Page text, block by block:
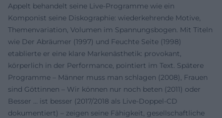
Appelt behandelt seine Live‑Programme wie ein
Komponist seine Diskographie: wiederkehrende Motive,
Themenvariation, Volumen im Spannungsbogen. Mit Titeln
wie Der Abräumer (1997) und Feuchte Seite (1998)
etablierte er eine klare Markenästhetik: provokant,
körperlich in der Performance, pointiert im Text. Spätere
Programme – Männer muss man schlagen (2008), Frauen
sind Göttinnen – Wir können nur noch beten (2011) oder
Besser … ist besser (2017/2018 als Live‑Doppel‑CD
dokumentiert) – zeigen seine Fähigkeit, gesellschaftliche